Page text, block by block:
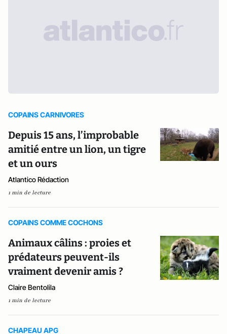
COPAINS CARNIVORES
Depuis 15 ans, l’improbable
amitié entre un lion, un tigre
et un ours
Atlantico Rédaction
1 min de lecture
COPAINS COMME COCHONS
Animaux câlins : proies et
prédateurs peuvent-ils
vraiment devenir amis ?
Claire Bentolila
1 min de lecture
CHAPEAU APG